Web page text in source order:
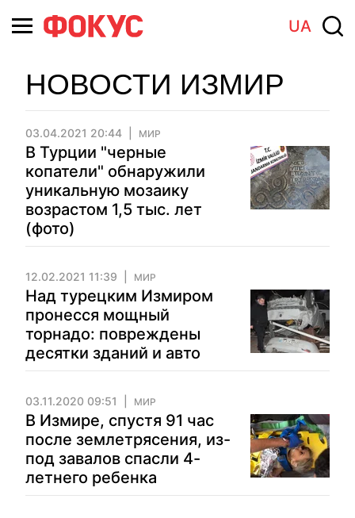
UA
НОВОСТИ ИЗМИР
03.04.2021 20:44 МИР
В Турции "черные
копатели" обнаружили
уникальную мозаику
возрастом 1,5 тыс. лет
(фото)
12.02.2021 11:39 МИР
Над турецким Измиром
пронесся мощный
торнадо: повреждены
десятки зданий и авто
03.11.2020 09:51 МИР
В Измире, спустя 91 час
после землетрясения, из-
под завалов спасли 4-
летнего ребенка